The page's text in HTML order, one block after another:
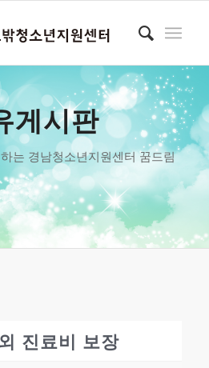
게시판
는 경남청소년지원센터 꿈드림
진료비 보장